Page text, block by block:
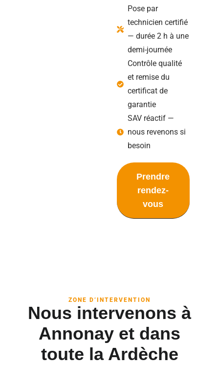
Pose par
technicien certifié
— durée 2 h à une
demi-journée
Contrôle qualité
et remise du
certificat de
garantie
SAV réactif —
nous revenons si
besoin
Prendre
rendez-
vous
ZONE D’INTERVENTION
Nous intervenons à
Annonay et dans
toute la Ardèche